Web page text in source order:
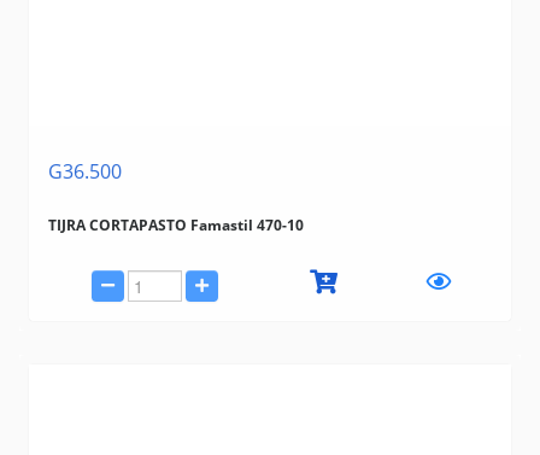
G36.500
TIJRA CORTAPASTO Famastil 470-10